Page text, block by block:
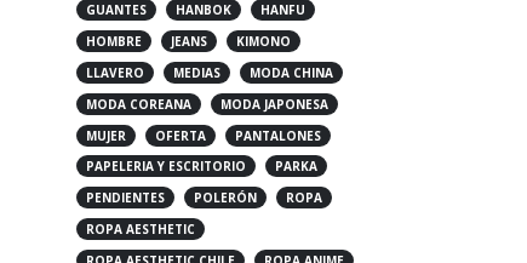
GUANTES
HANBOK
HANFU
HOMBRE
JEANS
KIMONO
LLAVERO
MEDIAS
MODA CHINA
MODA COREANA
MODA JAPONESA
MUJER
OFERTA
PANTALONES
PAPELERIA Y ESCRITORIO
PARKA
PENDIENTES
POLERÓN
ROPA
ROPA AESTHETIC